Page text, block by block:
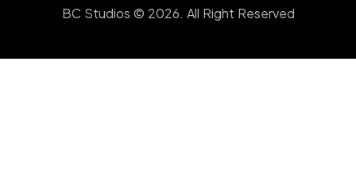
BC Studios © 2026. All Right Reserved